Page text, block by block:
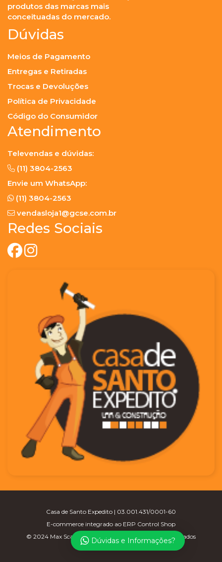
Dúvidas e Informações?
produtos das marcas mais
conceituadas do mercado.
Dúvidas
Meios de Pagamento
Entregas e Retiradas
Trocas e Devoluções
Política de Privacidade
Código do Consumidor
Atendimento
Televendas e dúvidas:
(11) 3804-2563
Envie um WhatsApp:
(11) 3804-2563
vendasloja1@gcse.com.br
Redes Sociais
Casa de Santo Expedito | 03.001.431/0001-60
E-commerce integrado ao ERP Control Shop
© 2024 Max Scalla Informática | Todos os direitos reservados